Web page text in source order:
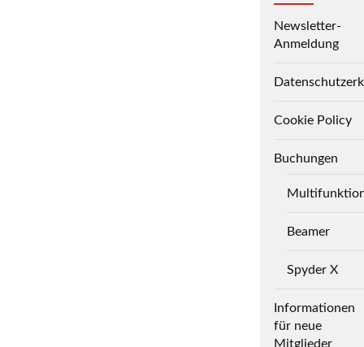
Newsletter-
Anmeldung
Cookie Policy
Buchungen
Beamer
Spyder X
Informationen
für neue
Mitglieder